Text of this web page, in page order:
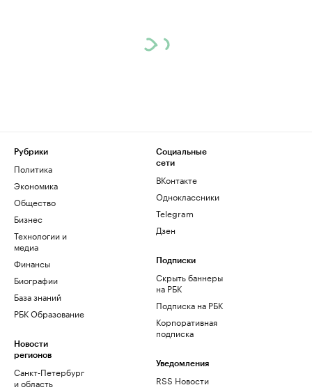
Рубрики
Политика
Экономика
Общество
Бизнес
Технологии и
медиа
Финансы
Биографии
База знаний
РБК Образование
Новости
регионов
Санкт-Петербург
и область
Социальные
сети
ВКонтакте
Одноклассники
Telegram
Дзен
Подписки
Скрыть баннеры
на РБК
Подписка на РБК
Корпоративная
подписка
Уведомления
RSS Новости